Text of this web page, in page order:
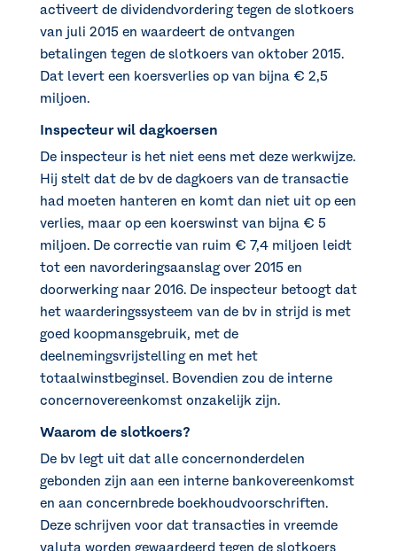
activeert de dividendvordering tegen de slotkoers
van juli 2015 en waardeert de ontvangen
betalingen tegen de slotkoers van oktober 2015.
Dat levert een koersverlies op van bijna € 2,5
miljoen.
Inspecteur wil dagkoersen
De inspecteur is het niet eens met deze werkwijze.
Hij stelt dat de bv de dagkoers van de transactie
had moeten hanteren en komt dan niet uit op een
verlies, maar op een koerswinst van bijna € 5
miljoen. De correctie van ruim € 7,4 miljoen leidt
tot een navorderingsaanslag over 2015 en
doorwerking naar 2016. De inspecteur betoogt dat
het waarderingssysteem van de bv in strijd is met
goed koopmansgebruik, met de
deelnemingsvrijstelling en met het
totaalwinstbeginsel. Bovendien zou de interne
concernovereenkomst onzakelijk zijn.
Waarom de slotkoers?
De bv legt uit dat alle concernonderdelen
gebonden zijn aan een interne bankovereenkomst
en aan concernbrede boekhoudvoorschriften.
Deze schrijven voor dat transacties in vreemde
valuta worden gewaardeerd tegen de slotkoers